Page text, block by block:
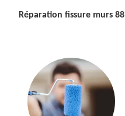
Réparation fissure murs 88